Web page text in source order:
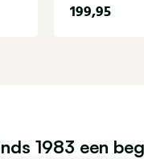
199,95
1983 een